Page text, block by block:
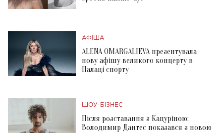
АФІША
ALENA OMARGALIEVA презентувала
нову афішу великого концерту в
Палаці спорту
ШОУ-БІЗНЕС
Після розставання з Кацуріною:
Володимир Дантес показався з новою